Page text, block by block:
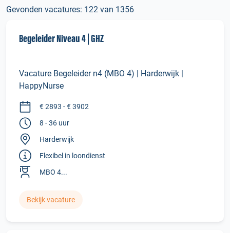
Gevonden vacatures: 122 van 1356
Begeleider Niveau 4 | GHZ
Vacature Begeleider n4 (MBO 4) | Harderwijk |
HappyNurse
€ 2893 - € 3902
8 - 36 uur
Harderwijk
Flexibel in loondienst
MBO 4...
Bekijk vacature